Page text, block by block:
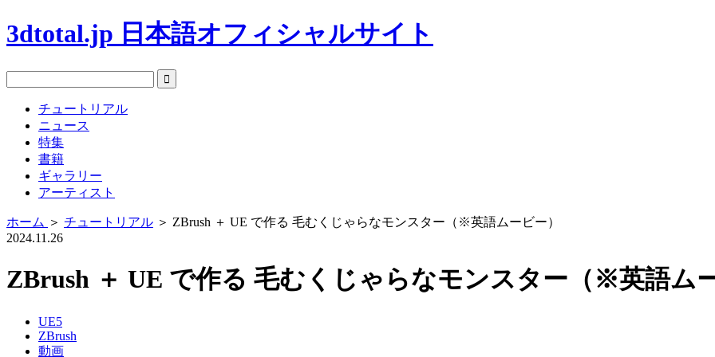
3dtotal.jp 日本語オフィシャルサイト
チュートリアル
ニュース
特集
書籍
ギャラリー
アーティスト
ホーム ＞ チュートリアル ＞ ZBrush ＋ UE で作る 毛むくじゃらなモンスター（※英語ムービー）
2024.11.26
ZBrush ＋ UE で作る 毛むくじゃらなモンスター（※英語ム
UE5
ZBrush
動画